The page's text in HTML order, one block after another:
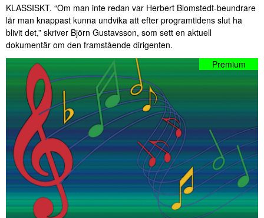
KLASSISKT. “Om man inte redan var Herbert Blomstedt-beundrare
lär man knappast kunna undvika att efter programtidens slut ha
blivit det,” skriver Björn Gustavsson, som sett en aktuell
dokumentär om den framstående dirigenten.